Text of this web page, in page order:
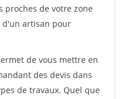
proches de votre zone
artisan pour
de vous mettre en
des devis dans
de travaux. Quel que